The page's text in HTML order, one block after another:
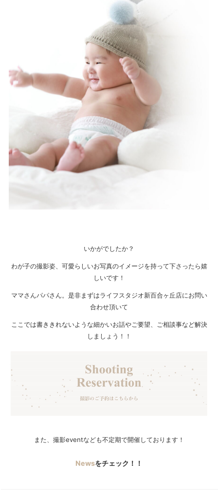
いかがでしたか？
わが子の撮影姿、可愛らしいお写真のイメージを持って下さったら嬉
しいです！
ママさんパパさん。是非まずはライフスタジオ新百合ヶ丘店にお問い
合わせ頂いて
ここでは書ききれないような細かいお話やご要望、ご相談事など解決
しましょう！！
また、撮影eventなども不定期で開催しております！
Newsをチェック！！